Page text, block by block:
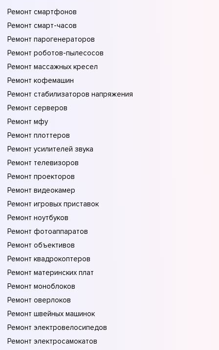
Ремонт смартфонов
Ремонт смарт-часов
Ремонт парогенераторов
Ремонт роботов-пылесосов
Ремонт массажных кресел
Ремонт кофемашин
Ремонт стабилизаторов напряжения
Ремонт серверов
Ремонт мфу
Ремонт плоттеров
Ремонт усилителей звука
Ремонт телевизоров
Ремонт проекторов
Ремонт видеокамер
Ремонт игровых приставок
Ремонт ноутбуков
Ремонт фотоаппаратов
Ремонт объективов
Ремонт квадрокоптеров
Ремонт материнских плат
Ремонт моноблоков
Ремонт оверлоков
Ремонт швейных машинок
Ремонт электровелосипедов
Ремонт электросамокатов